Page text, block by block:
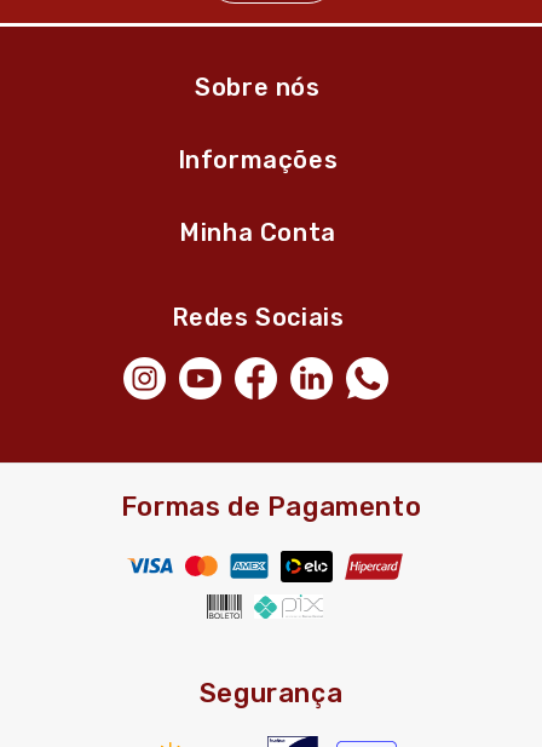
Sobre nós
Informações
Minha Conta
Redes Sociais
Formas de Pagamento
Segurança